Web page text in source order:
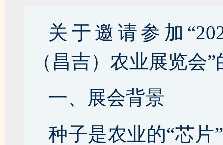
关于邀请参加
（昌吉）农业展览会”
一、展会背景
种子是农业的“芯片